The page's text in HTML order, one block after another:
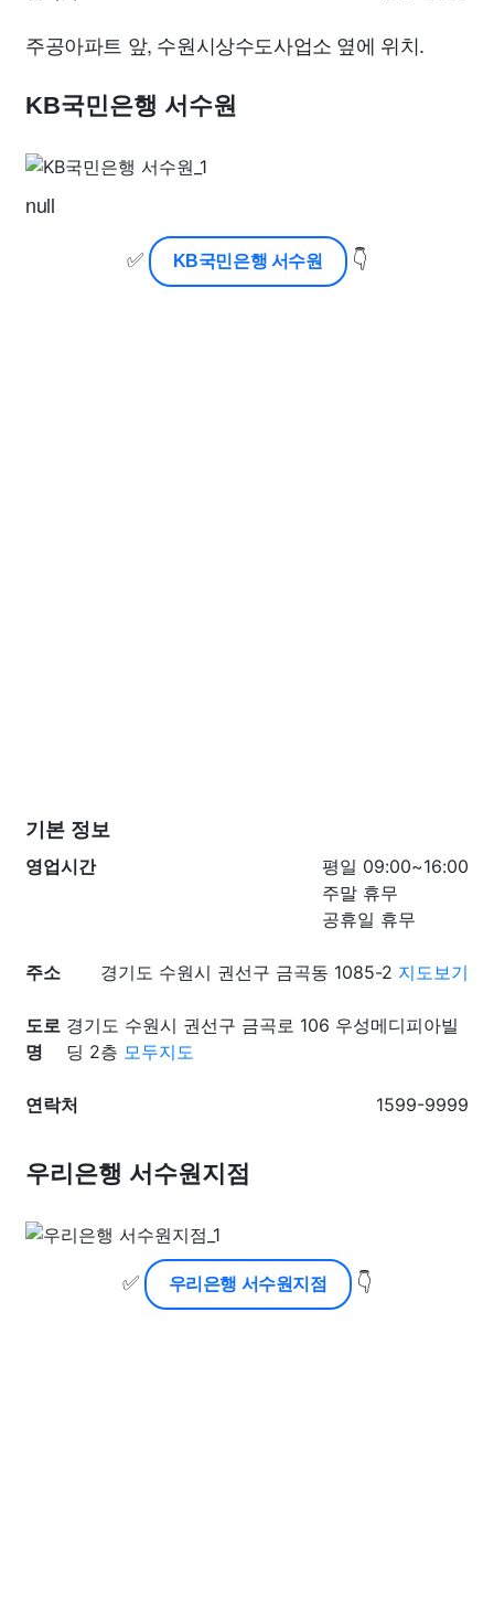
주공아파트 앞, 수원시상수도사업소 옆에 위치.
KB국민은행 서수원
null
✅
KB국민은행 서수원 👇
기본 정보
영업시간
평일 09:00~16:00
주말 휴무
공휴일 휴무
주소 경기도 수원시 권선구 금곡동 1085-2 지도보기
도로
명
경기도 수원시 권선구 금곡로 106 우성메디피아빌
딩 2층 모두지도
연락처 1599-9999
우리은행 서수원지점
✅ 우리은행 서수원지점 👇